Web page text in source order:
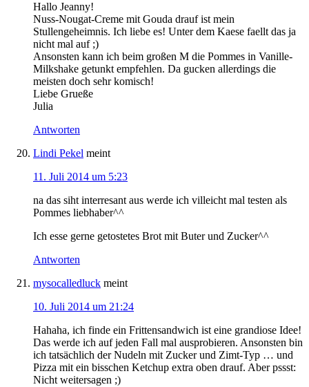
Hallo Jeanny!
Nuss-Nougat-Creme mit Gouda drauf ist mein
Stullengeheimnis. Ich liebe es! Unter dem Kaese faellt das ja
nicht mal auf ;)
Ansonsten kann ich beim großen M die Pommes in Vanille-
Milkshake getunkt empfehlen. Da gucken allerdings die
meisten doch sehr komisch!
Liebe Grueße
Julia
Antworten
Lindi Pekel meint
11. Juli 2014 um 5:23
na das siht interresant aus werde ich villeicht mal testen als
Pommes liebhaber^^
Ich esse gerne getostetes Brot mit Buter und Zucker^^
Antworten
mysocalledluck meint
10. Juli 2014 um 21:24
Hahaha, ich finde ein Frittensandwich ist eine grandiose Idee!
Das werde ich auf jeden Fall mal ausprobieren. Ansonsten bin
ich tatsächlich der Nudeln mit Zucker und Zimt-Typ … und
Pizza mit ein bisschen Ketchup extra oben drauf. Aber pssst:
Nicht weitersagen ;)